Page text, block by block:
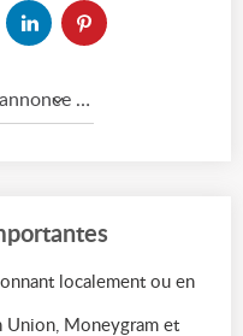
Marquer cette annonce comme...
localement ou en
Union, Moneygram et